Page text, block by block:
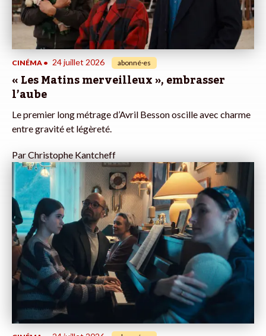
CINÉMA • 24 juillet 2026 abonné·es
« Les Matins merveilleux », embrasser
l’aube
Le premier long métrage d’Avril Besson oscille avec charme
entre gravité et légèreté.
ParChristophe Kantcheff